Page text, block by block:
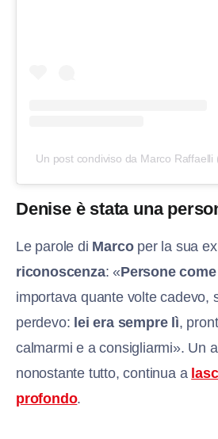
Un post condiviso da Marco Raffaelli
Denise è stata una
Le parole di Marcoper la sua
riconoscenza: «Persone
importava quante volte cadevo,
perdevo: lei era sempre lì,
calmarmi e a consigliarmi». Un
nonostante tutto, continua a
profondo.